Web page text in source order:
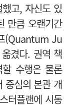
고, 자신도 있
만큼 오랜기간
(Quantum Ju
겼다. 권역 책
수행은 물론
중심의 본관 개
터플랜에 시동